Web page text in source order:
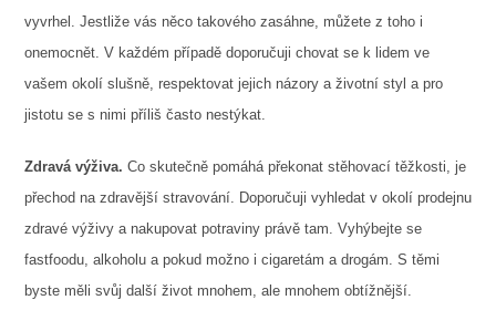
vyvrhel. Jestliže vás něco takového zasáhne, můžete z toho i
onemocnět. V každém případě doporučuji chovat se k lidem ve
vašem okolí slušně, respektovat jejich názory a životní styl a pro
jistotu se s nimi příliš často nestýkat.
Zdravá výživa. Co skutečně pomáhá překonat stěhovací těžkosti, je
přechod na zdravější stravování. Doporučuji vyhledat v okolí prodejnu
zdravé výživy a nakupovat potraviny právě tam. Vyhýbejte se
fastfoodu, alkoholu a pokud možno i cigaretám a drogám. S těmi
byste měli svůj další život mnohem, ale mnohem obtížnější.